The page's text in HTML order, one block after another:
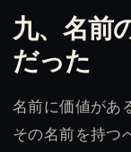
九、名前
だった
名前に価値があ
その名前を持つ